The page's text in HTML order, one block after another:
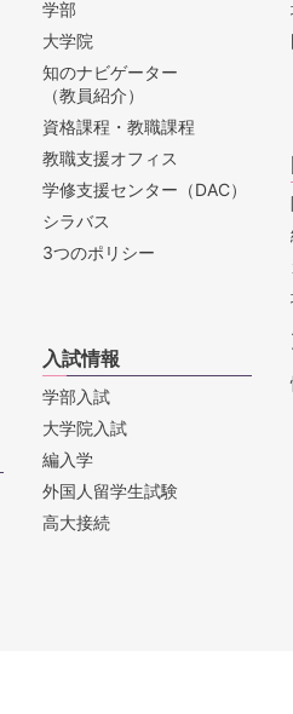
学部
大学院
知のナビゲーター
（教員紹介）
資格課程・教職課程
教職支援オフィス
学修支援センター（DAC）
シラバス
3つのポリシー
入試情報
学部入試
大学院入試
編入学
外国人留学生試験
高大接続